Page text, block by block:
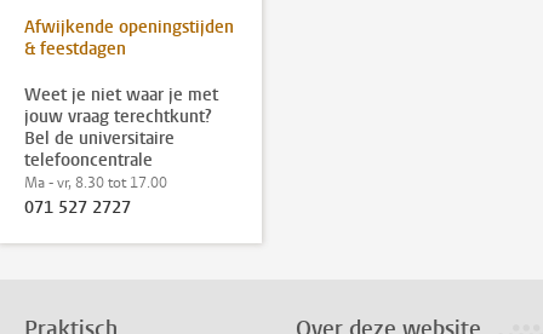
Afwijkende openingstijden
& feestdagen
Weet je niet waar je met
jouw vraag terechtkunt?
Bel de universitaire
telefooncentrale
Ma - vr, 8.30 tot 17.00
071 527 2727